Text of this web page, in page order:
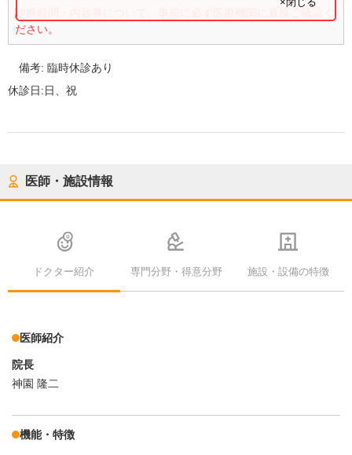
診療時間・内容等について、事前に必ず医療機関に直接ご確認く
ださい。
備考:臨時休診あり
休診日:日、祝
医師・施設情報
ドクター紹介 専門分野・得意分野 施設・設備の特徴
医師紹介
院長
神園 隆二
機能・特徴